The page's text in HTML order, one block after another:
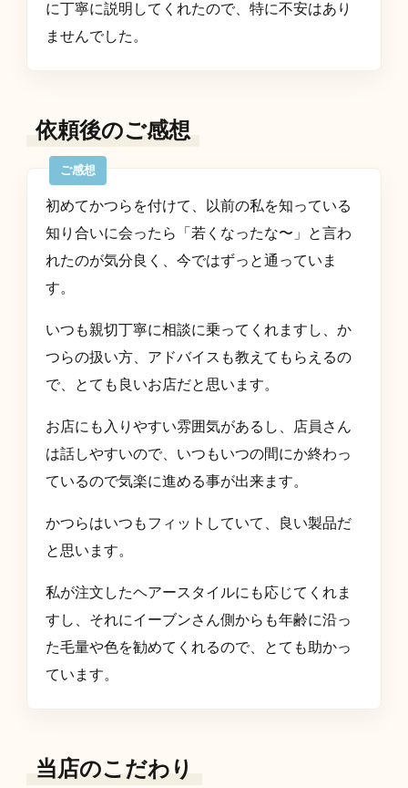
に丁寧に説明してくれたので、特に不安はあり
ませんでした。
依頼後のご感想
初めてかつらを付けて、以前の私を知っている
知り合いに会ったら「若くなったな〜」と言わ
れたのが気分良く、今ではずっと通っていま
す。
いつも親切丁寧に相談に乗ってくれますし、か
つらの扱い方、アドバイスも教えてもらえるの
で、とても良いお店だと思います。
お店にも入りやすい雰囲気があるし、店員さん
は話しやすいので、いつもいつの間にか終わっ
ているので気楽に進める事が出来ます。
かつらはいつもフィットしていて、良い製品だ
と思います。
私が注文したヘアースタイルにも応じてくれま
すし、それにイーブンさん側からも年齢に沿っ
た毛量や色を勧めてくれるので、とても助かっ
ています。
当店のこだわり